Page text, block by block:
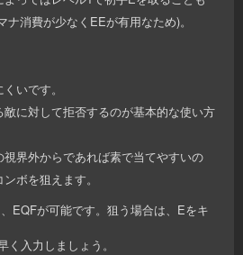
消費が少なくEEが有用なため)。
いです。
に対して拒否するのが基本的な使い方
界外からであれば素で当てやすいの
ボを狙えます。
EQFが可能です。狙う場合は、Eをキ
く入力しましょう。